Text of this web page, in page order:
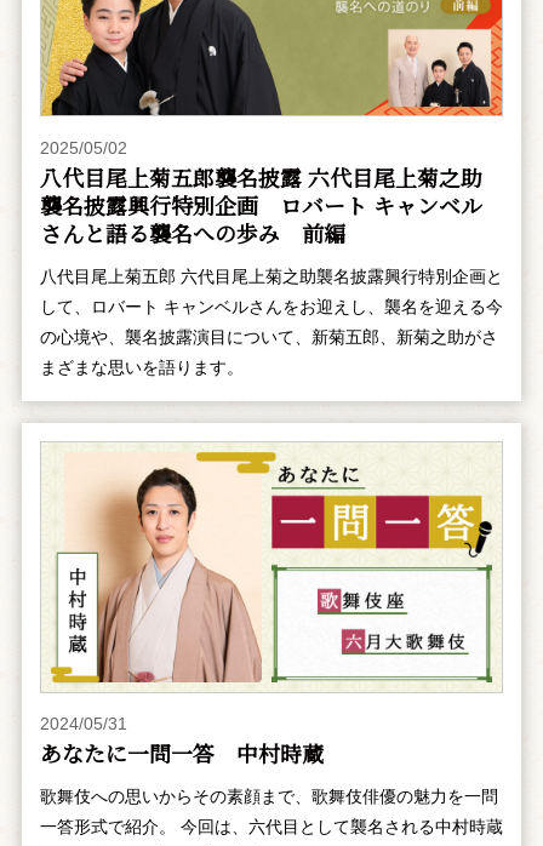
2025/05/02
八代目尾上菊五郎襲名披露 六代目尾上菊之助
襲名披露興行特別企画 ――ロバート キャンベル
さんと語る襲名への歩み 前編
八代目尾上菊五郎 六代目尾上菊之助襲名披露興行特別企画と
して、ロバート キャンベルさんをお迎えし、襲名を迎える今
の心境や、襲名披露演目について、新菊五郎、新菊之助がさ
まざまな思いを語ります。
2024/05/31
あなたに一問一答 中村時蔵
歌舞伎への思いからその素顔まで、歌舞伎俳優の魅力を一問
一答形式で紹介。 今回は、六代目として襲名される中村時蔵